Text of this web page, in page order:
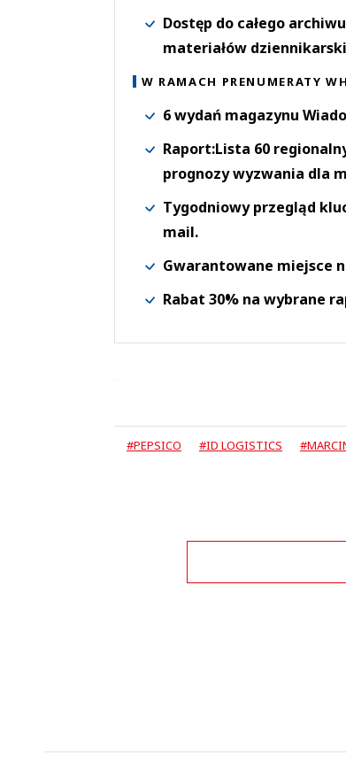
Dostęp do całego
materiałów
W RAMACH PRENUMERATY
6 wydań magazynu
Raport:Lista 60
prognozy wyzwania dla
Tygodniowy przegląd
mail.
Gwarantowane miejsce
Rabat 30% na wybrane
#PEPSICO #ID LOGISTICS